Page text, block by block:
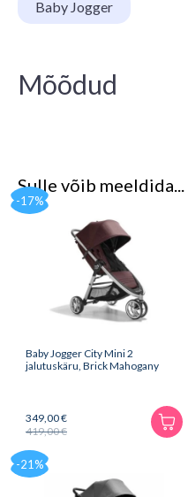
Baby Jogger
Mõõdud
Sulle võib meeldida...
-17%
Baby Jogger City Mini 2
jalutuskäru, Brick Mahogany
419,00€
hind
oli:
349,00€
hind
on:
-21%